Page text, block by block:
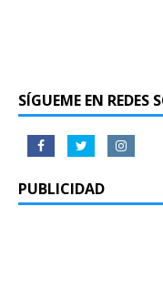
SÍGUEME EN REDES
PUBLICIDAD